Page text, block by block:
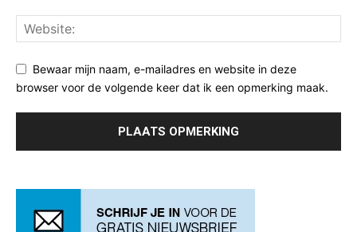
Bewaar mijn naam, e-mailadres en website in deze
browser voor de volgende keer dat ik een opmerking maak.